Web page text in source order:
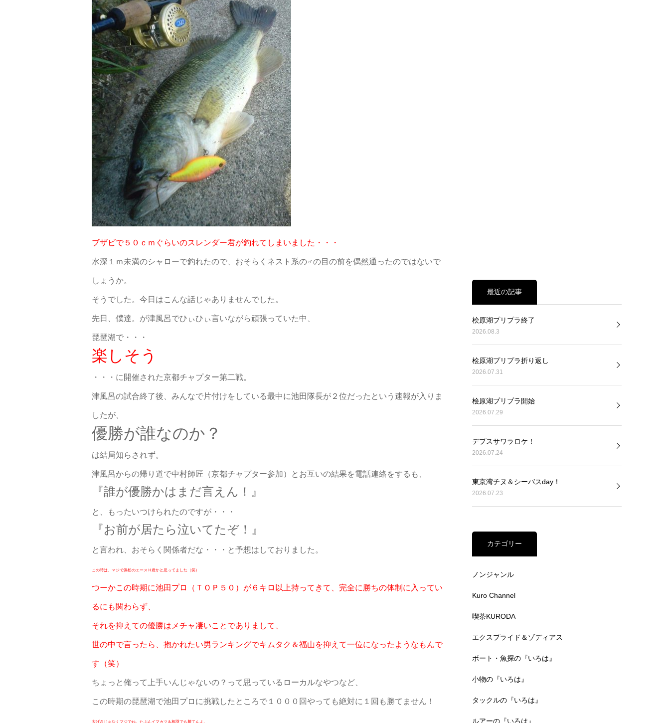
ブザビで５０ｃｍぐらいのスレンダー君が釣れてしまいました・・・
水深１ｍ未満のシャローで釣れたので、おそらくネスト系の♂の目の前を偶然通ったのではないで
しょうか。
そうでした。今日はこんな話じゃありませんでした。
先日、僕達。が津風呂でひぃひぃ言いながら頑張っていた中、
琵琶湖で・・・
楽しそう
・・・に開催された京都チャプター第二戦。
津風呂の試合終了後、みんなで片付けをしている最中に池田隊長が２位だったという速報が入りま
したが、
優勝が誰なのか？
は結局知らされず。
津風呂からの帰り道で中村師匠（京都チャプター参加）とお互いの結果を電話連絡をするも、
『誰が優勝かはまだ言えん！』
と、もったいつけられたのですが・・・
『お前が居たら泣いてたぞ！』
と言われ、おそらく関係者だな・・・と予想はしておりました。
この時は、マジで浜松のエースＨ君かと思ってました（笑）
つーかこの時期に池田プロ（ＴＯＰ５０）が６キロ以上持ってきて、完全に勝ちの体制に入ってい
るにも関わらず、
それを抑えての優勝はメチャ凄いことでありまして、
世の中で言ったら、抱かれたい男ランキングでキムタク＆福山を抑えて一位になったようなもんで
す（笑）
ちょっと俺って上手いんじゃないの？って思っているローカルなやつなど、
この時期の琵琶湖で池田プロに挑戦したところで１０００回やっても絶対に１回も勝てません！
大げさじゃなくマジでね。たぶんイマカツ＆相羽でも勝てんよ。
最近の記事
桧原湖プリプラ終了
2026.08.3
桧原湖プリプラ折り返し
2026.07.31
桧原湖プリプラ開始
2026.07.29
デプスサワラロケ！
2026.07.24
東京湾チヌ＆シーバスday！
2026.07.23
カテゴリー
ノンジャンル
Kuro Channel
喫茶KURODA
エクスプライド＆ゾディアス
ボート・魚探の『いろは』
小物の『いろは』
タックルの『いろは』
ルアーの『いろは』